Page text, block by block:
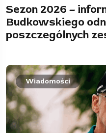
Sezon 2026 –
Budkowskiego
poszczególnych
Wiadomości